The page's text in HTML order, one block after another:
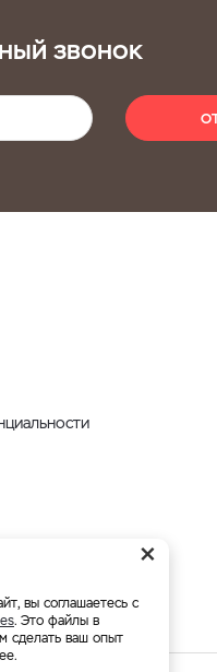
звонок
×
вы соглашаетесь с
. Это файлы в
сделать ваш опыт